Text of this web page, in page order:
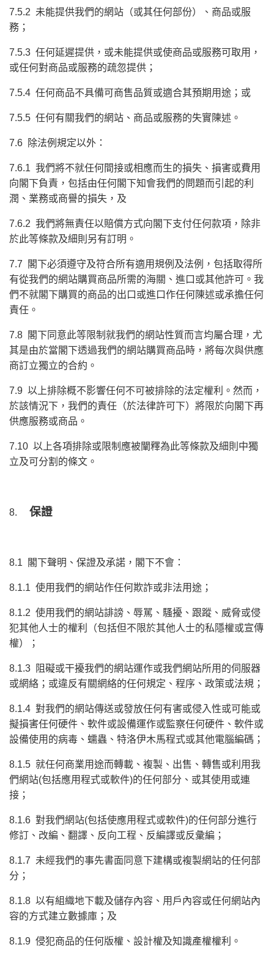
7.5.2 未能提供我們的網站（或其任何部份）、商品或服
務；
7.5.3 任何延遲提供，或未能提供或使商品或服務可取用，
或任何對商品或服務的疏忽提供；
7.5.4 任何商品不具備可商售品質或適合其預期用途；或
7.5.5 任何有關我們的網站、商品或服務的失實陳述。
7.6 除法例規定以外：
7.6.1 我們將不就任何間接或相應而生的損失、損害或費用
向閣下負責，包括由任何閣下知會我們的問題而引起的利
潤、業務或商譽的損失，及
7.6.2 我們將無責任以賠償方式向閣下支付任何款項，除非
於此等條款及細則另有訂明。
7.7 閣下必須遵守及符合所有適用規例及法例，包括取得所
有從我們的網站購買商品所需的海關、進口或其他許可。我
們不就閣下購買的商品的出口或進口作任何陳述或承擔任何
責任。
7.8 閣下同意此等限制就我們的網站性質而言均屬合理，尤
其是由於當閣下透過我們的網站購買商品時，將每次與供應
商訂立獨立的合約。
7.9 以上排除概不影響任何不可被排除的法定權利。然而，
於該情況下，我們的責任（於法律許可下）將限於向閣下再
供應服務或商品。
7.10 以上各項排除或限制應被闡釋為此等條款及細則中獨
立及可分割的條文。
8. 保證
8.1 閣下聲明、保證及承諾，閣下不會：
8.1.1 使用我們的網站作任何欺詐或非法用途；
8.1.2 使用我們的網站誹謗、辱駡、騷擾、跟蹤、威脅或侵
犯其他人士的權利（包括但不限於其他人士的私隱權或宣傳
權）；
8.1.3 阻礙或干擾我們的網站運作或我們網站所用的伺服器
或網絡；或違反有關網絡的任何規定、程序、政策或法規；
8.1.4 對我們的網站傳送或發放任何有害或侵入性或可能或
擬損害任何硬件、軟件或設備運作或監察任何硬件、軟件或
設備使用的病毒、蠕蟲、特洛伊木馬程式或其他電腦編碼；
8.1.5 就任何商業用途而轉載、複製、出售、轉售或利用我
們網站(包括應用程式或軟件)的任何部分、或其使用或連
接；
8.1.6 對我們網站(包括使應用程式或軟件)的任何部分進行
修訂、改編、翻譯、反向工程、反編譯或反彙編；
8.1.7 未經我們的事先書面同意下建構或複製網站的任何部
分；
8.1.8 以有組織地下載及儲存內容、用戶內容或任何網站內
容的方式建立數據庫；及
8.1.9 侵犯商品的任何版權、設計權及知識產權權利。